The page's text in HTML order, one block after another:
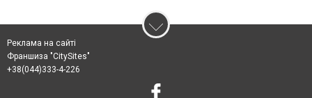
Реклама на сайті
Франшиза "CitySites"
+38(044)333-4-226